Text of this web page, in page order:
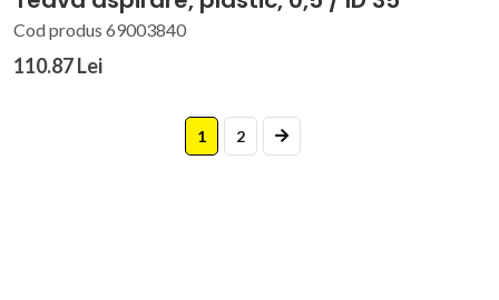
Cod produs 69003840
110.87 Lei
1 2